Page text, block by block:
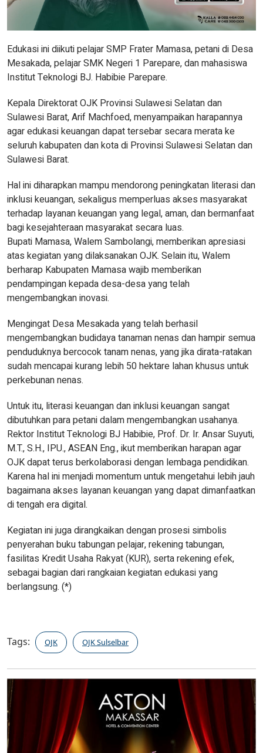
Edukasi ini diikuti pelajar SMP Frater Mamasa, petani di Desa
Mesakada, pelajar SMK Negeri 1 Parepare, dan mahasiswa
Institut Teknologi BJ. Habibie Parepare.
Kepala Direktorat OJK Provinsi Sulawesi Selatan dan
Sulawesi Barat, Arif Machfoed, menyampaikan harapannya
agar edukasi keuangan dapat tersebar secara merata ke
seluruh kabupaten dan kota di Provinsi Sulawesi Selatan dan
Sulawesi Barat.
Hal ini diharapkan mampu mendorong peningkatan literasi dan
inklusi keuangan, sekaligus memperluas akses masyarakat
terhadap layanan keuangan yang legal, aman, dan bermanfaat
bagi kesejahteraan masyarakat secara luas.
Bupati Mamasa, Walem Sambolangi, memberikan apresiasi
atas kegiatan yang dilaksanakan OJK. Selain itu, Walem
berharap Kabupaten Mamasa wajib memberikan
pendampingan kepada desa-desa yang telah
mengembangkan inovasi.
Mengingat Desa Mesakada yang telah berhasil
mengembangkan budidaya tanaman nenas dan hampir semua
penduduknya bercocok tanam nenas, yang jika dirata-ratakan
sudah mencapai kurang lebih 50 hektare lahan khusus untuk
perkebunan nenas.
Untuk itu, literasi keuangan dan inklusi keuangan sangat
dibutuhkan para petani dalam mengembangkan usahanya.
Rektor Institut Teknologi BJ Habibie, Prof. Dr. Ir. Ansar Suyuti,
M.T., S.H., IPU., ASEAN Eng., ikut memberikan harapan agar
OJK dapat terus berkolaborasi dengan lembaga pendidikan.
Karena hal ini menjadi momentum untuk mengetahui lebih jauh
bagaimana akses layanan keuangan yang dapat dimanfaatkan
di tengah era digital.
Kegiatan ini juga dirangkaikan dengan prosesi simbolis
penyerahan buku tabungan pelajar, rekening tabungan,
fasilitas Kredit Usaha Rakyat (KUR), serta rekening efek,
sebagai bagian dari rangkaian kegiatan edukasi yang
berlangsung. (*)
Tags: OJK OJK Sulselbar